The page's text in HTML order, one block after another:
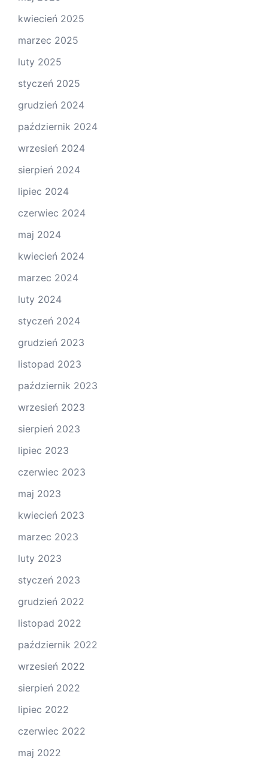
kwiecień 2025
marzec 2025
luty 2025
styczeń 2025
grudzień 2024
październik 2024
wrzesień 2024
sierpień 2024
lipiec 2024
czerwiec 2024
maj 2024
kwiecień 2024
marzec 2024
luty 2024
styczeń 2024
grudzień 2023
listopad 2023
październik 2023
wrzesień 2023
sierpień 2023
lipiec 2023
czerwiec 2023
maj 2023
kwiecień 2023
marzec 2023
luty 2023
styczeń 2023
grudzień 2022
listopad 2022
październik 2022
wrzesień 2022
sierpień 2022
lipiec 2022
czerwiec 2022
maj 2022